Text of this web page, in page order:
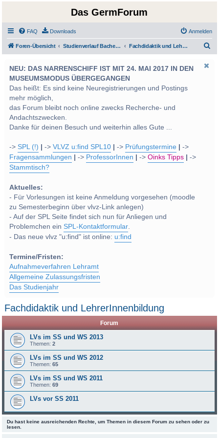
Das GermForum
FAQ Downloads Anmelden
Foren-Übersicht Studienverlauf Bachelor-/Masterstudien sowie UF Deutsch Fachdidaktik und LehrerInnenbildung
NEU: DAS NARRENSCHIFF IST MIT 24. MAI 2017 IN DEN
MUSEUMSMODUS ÜBERGEGANGEN
Das heißt: Es sind keine Neuregistrierungen und Postings
mehr möglich,
das Forum bleibt noch online zwecks Recherche- und
Andachtszwecken.
Danke für deinen Besuch und weiterhin alles Gute ...
->SPL (!) ->VLVZ u:find SPL10 -> Prüfungstermine
->
Fragensammlungen
-> ProfessorInnen ->Oinks Tipps
->
Stammtisch?
Aktuelles:
- Für Vorlesungen ist keine Anmeldung vorgesehen (moodle
zu Semesterbeginn über vlvz-Link anlegen)
- Auf der SPL Seite findet sich nun für Anliegen und
Problemchen einSPL-Kontaktformular.
- Das neue vlvz "u:find" ist online: u:find
Termine/Fristen:
Aufnahmeverfahren Lehramt
Allgemeine Zulassungsfristen
Das Studienjahr
Fachdidaktik und LehrerInnenbildung
Forum
LVs im SS und WS 2013
Themen:2
LVs im SS und WS 2012
Themen:65
LVs im SS und WS 2011
Themen:69
LVs vor SS 2011
Du hast keine ausreichenden Rechte, um Themen in diesem Forum zu sehen oder zu
lesen.